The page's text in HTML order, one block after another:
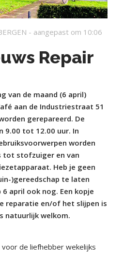
- aangepast om 10:06
Repair
van de maand (6 april)
aan de Industriestraat 51
gerepareerd. De
9.00 tot 12.00 uur. In
worden
tot stofzuiger en van
Heb je geen
)gereedschap te laten
april ook nog. Een kopje
reparatie en/of het slijpen is
natuurlijk welkom.
de liefhebber wekelijks